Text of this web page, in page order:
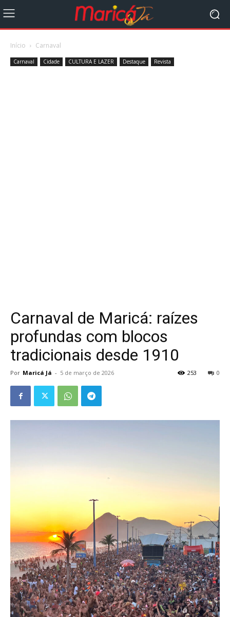
Início Carnaval
Carnaval Cidade CULTURA E LAZER Destaque Revista
Carnaval de Maricá: raízes
profundas com blocos
tradicionais desde 1910
Por Maricá Já - 5 de março de 2026 0
253